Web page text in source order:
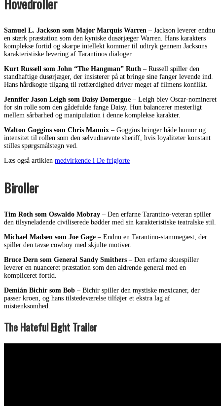
Samuel L. Jackson som Major Marquis Warren – Jackson leverer endnu
en stærk præstation som den kyniske dusørjæger Warren. Hans karakters
komplekse fortid og skarpe intellekt kommer til udtryk gennem Jacksons
karakteristiske levering af Tarantinos dialoger.
Kurt Russell som John “The Hangman” Ruth – Russell spiller den
standhaftige dusørjæger, der insisterer på at bringe sine fanger levende ind.
Hans hårdkogte tilgang til retfærdighed driver meget af filmens konflikt.
Jennifer Jason Leigh som Daisy Domergue – Leigh blev Oscar-nomineret
for sin rolle som den gådefulde fange Daisy. Hun balancerer mesterligt
mellem sårbarhed og manipulation i denne komplekse karakter.
Walton Goggins som Chris Mannix – Goggins bringer både humor og
intensitet til rollen som den selvudnævnte sheriff, hvis loyaliteter konstant
stilles spørgsmålstegn ved.
Læs også artiklen medvirkende i De frigjorte
Biroller
Tim Roth som Oswaldo Mobray – Den erfarne Tarantino-veteran spiller
den tilsyneladende civiliserede bødder med sin karakteristiske teatralske stil.
Michael Madsen som Joe Gage – Endnu en Tarantino-stammegæst, der
spiller den tavse cowboy med skjulte motiver.
Bruce Dern som General Sandy Smithers – Den erfarne skuespiller
leverer en nuanceret præstation som den aldrende general med en
kompliceret fortid.
Demián Bichir som Bob – Bichir spiller den mystiske mexicaner, der
passer kroen, og hans tilstedeværelse tilføjer et ekstra lag af
mistænksomhed.
The Hateful Eight Trailer